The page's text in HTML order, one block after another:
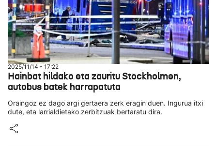
2025/11/14 - 17:22
Hainbat hildako eta zauritu Stockholmen,
autobus batek harrapatuta
Oraingoz ez dago argi gertaera zerk eragin duen. Ingurua itxi
dute, eta larrialdietako zerbitzuak bertaratu dira.